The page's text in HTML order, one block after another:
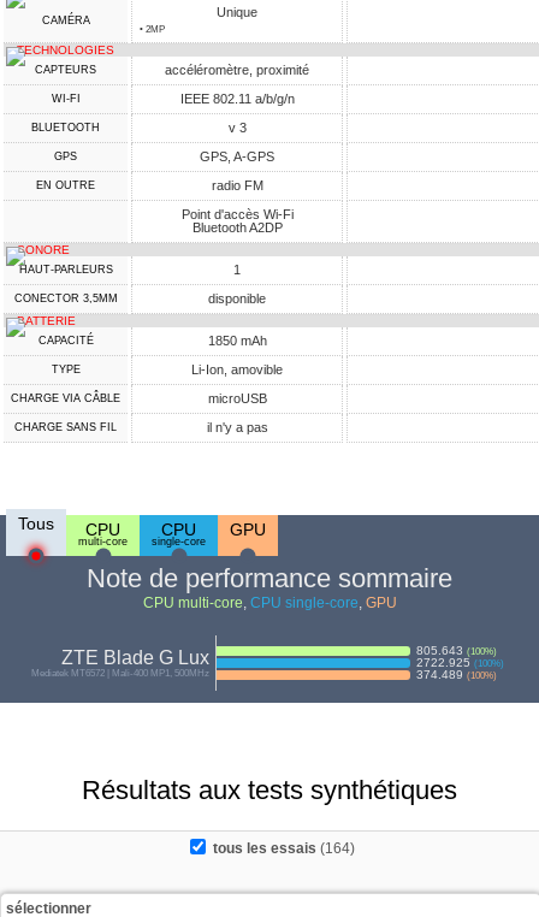
CAMÉRA
Unique
• 2MP
TECHNOLOGIES
CAPTEURS accéléromètre, proximité
WI-FI IEEE 802.11 a/b/g/n
BLUETOOTH v 3
GPS GPS, A-GPS
EN OUTRE
radio FM
Point d'accès Wi-Fi
Bluetooth A2DP
SONORE
HAUT-PARLEURS 1
CONECTOR 3,5MM disponible
BATTERIE
CAPACITÉ 1850 mAh
TYPE Li-Ion, amovible
CHARGE VIA CÂBLE microUSB
CHARGE SANS FIL il n'y a pas
Tous CPU
multi-core
CPU
single-core
GPU
Note de performance sommaire
CPU multi-core, CPU single-core, GPU
ZTE Blade G Lux
Mediatek MT6572 | Mali-400 MP1, 500MHz
805.643 (100%)
2722.925 (100%)
374.489 (100%)
Résultats aux tests synthétiques
tous les essais (164)
sélectionner